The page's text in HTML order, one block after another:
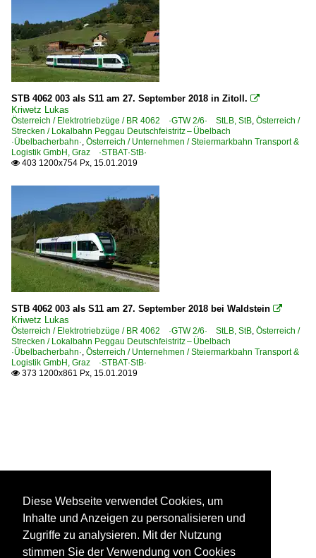
STB 4062 003 als S11 am 27. September 2018 in Zitoll. 
Kriwetz Lukas
Österreich / Elektrotriebzüge / BR 4062 ·GTW 2/6· StLB, StB Österreich /
Strecken / Lokalbahn Peggau Deutschfeistritz – Übelbach
·Übelbacherbahn· Österreich / Unternehmen / Steiermarkbahn Transport &
Logistik GmbH, Graz ·STBAT·StB·
 403 1200x754 Px, 15.01.2019
STB 4062 003 als S11 am 27. September 2018 bei Waldstein 
Kriwetz Lukas
Österreich / Elektrotriebzüge / BR 4062 ·GTW 2/6· StLB, StB Österreich /
Strecken / Lokalbahn Peggau Deutschfeistritz – Übelbach
·Übelbacherbahn· Österreich / Unternehmen / Steiermarkbahn Transport &
Logistik GmbH, Graz ·STBAT·StB·
 373 1200x861 Px, 15.01.2019
Diese Webseite verwendet Cookies, um
Inhalte und Anzeigen zu personalisieren und
Zugriffe zu analysieren. Mit der Nutzung
stimmen Sie der Verwendung von Cookies